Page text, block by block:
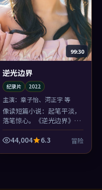
99:30
逆光边界
纪录片 2022
主演：章子怡、河正宇 等
像读短篇小说：起笔平淡，
落笔惊心。《逆光边界》的
纪录片结构不炫技，但章子
怡最后一句台词会把人钉在
44,004 6.3 冒险